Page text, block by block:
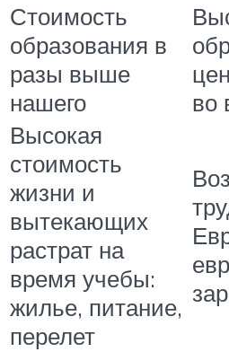
Стоимость
образования в
разы выше
нашего
во
Высокая
стоимость
жизни и
вытекающих
растрат на
время учебы:
жилье, питание,
перелет